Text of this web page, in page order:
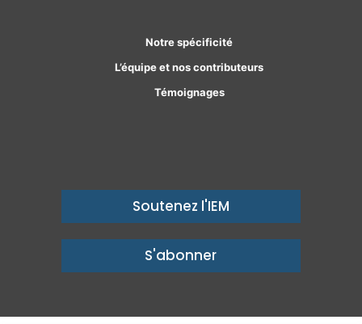
Notre spécificité
L’équipe et nos contributeurs
Témoignages
Soutenez l'IEM
S'abonner